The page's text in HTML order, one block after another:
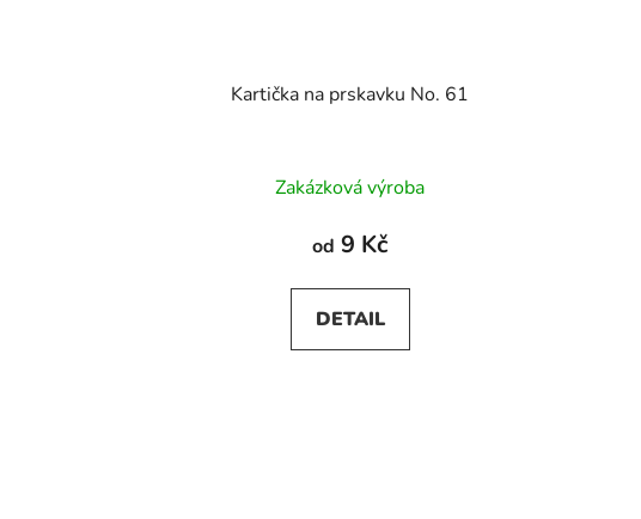
Kartička na prskavku No. 61
Zakázková výroba
od 9 Kč
DETAIL